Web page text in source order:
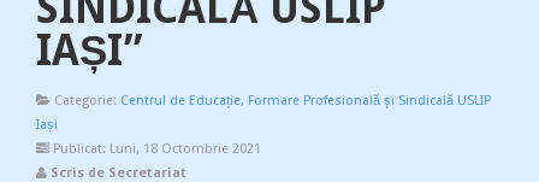
IAȘI”
Categorie: Centrul de Educație, Formare Profesională și Sindicală USLIP
Iași
Publicat: Luni, 18 Octombrie 2021
Scris de Secretariat